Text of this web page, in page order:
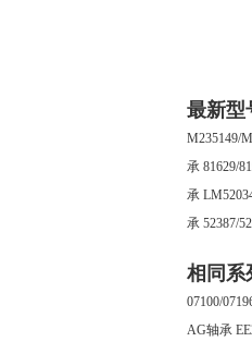
最新型
M235149/
承 81629/
承
承 52387/
相同系
07100/
AG轴承